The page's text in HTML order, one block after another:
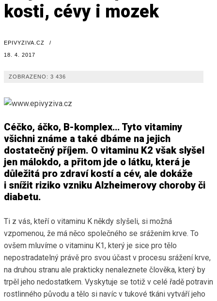
kosti, cévy i mozek
EPIVYZIVA.CZ /
18. 4. 2017
ZOBRAZENO: 3 436
Céčko, áčko, B-komplex… Tyto vitaminy
všichni známe a také dbáme na jejich
dostatečný příjem. O vitaminu K2 však slyšel
jen málokdo, a přitom jde o látku, která je
důležitá pro zdraví kostí a cév, ale dokáže
i snížit riziko vzniku Alzheimerovy choroby či
diabetu.
Ti z vás, kteří o vitaminu K někdy slyšeli, si možná
vzpomenou, že má něco společného se srážením krve. To
ovšem mluvíme o vitaminu K1, který je sice pro tělo
nepostradatelný právě pro svou účast v procesu srážení krve,
na druhou stranu ale prakticky nenaleznete člověka, který by
trpěl jeho nedostatkem. Vyskytuje se totiž v celé řadě potravin
rostlinného původu a tělo si navíc v tukové tkáni vytváří jeho